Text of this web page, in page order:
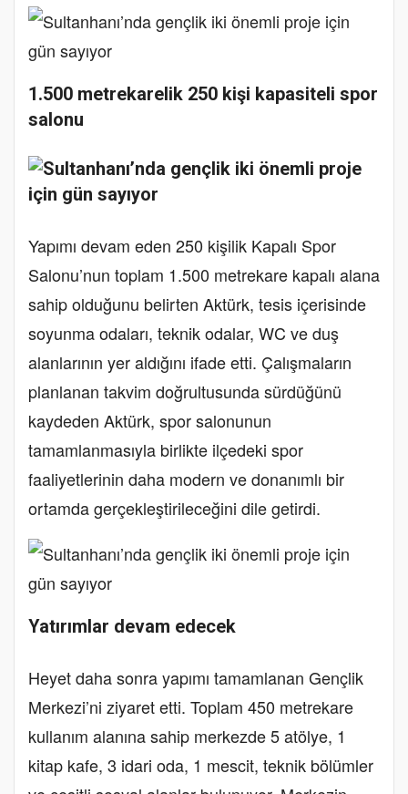
1.500 metrekarelik 250 kişi kapasiteli spor
salonu
Yapımı devam eden 250 kişilik Kapalı Spor
Salonu’nun toplam 1.500 metrekare kapalı alana
sahip olduğunu belirten Aktürk, tesis içerisinde
soyunma odaları, teknik odalar, WC ve duş
alanlarının yer aldığını ifade etti. Çalışmaların
planlanan takvim doğrultusunda sürdüğünü
kaydeden Aktürk, spor salonunun
tamamlanmasıyla birlikte ilçedeki spor
faaliyetlerinin daha modern ve donanımlı bir
ortamda gerçekleştirileceğini dile getirdi.
Yatırımlar devam edecek
Heyet daha sonra yapımı tamamlanan Gençlik
Merkezi’ni ziyaret etti. Toplam 450 metrekare
kullanım alanına sahip merkezde 5 atölye, 1
kitap kafe, 3 idari oda, 1 mescit, teknik bölümler